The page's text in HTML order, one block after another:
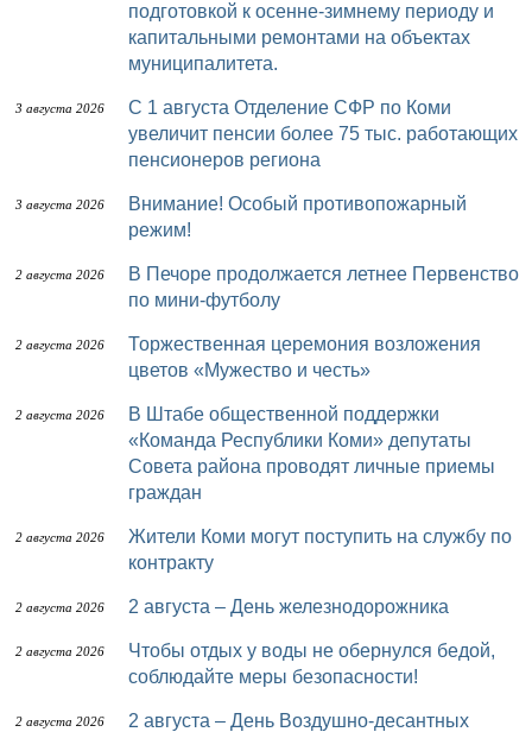
подготовкой к осенне-зимнему периоду и
капитальными ремонтами на объектах
муниципалитета.
3 августа 2026
С 1 августа Отделение СФР по Коми
увеличит пенсии более 75 тыс. работающих
пенсионеров региона
3 августа 2026
Внимание! Особый противопожарный
режим!
2 августа 2026
В Печоре продолжается летнее Первенство
по мини-футболу
2 августа 2026
Торжественная церемония возложения
цветов «Мужество и честь»
2 августа 2026
В Штабе общественной поддержки
«Команда Республики Коми» депутаты
Совета района проводят личные приемы
граждан
2 августа 2026
Жители Коми могут поступить на службу по
контракту
2 августа 2026 2 августа – День железнодорожника
2 августа 2026
Чтобы отдых у воды не обернулся бедой,
соблюдайте меры безопасности!
2 августа 2026
2 августа – День Воздушно-десантных